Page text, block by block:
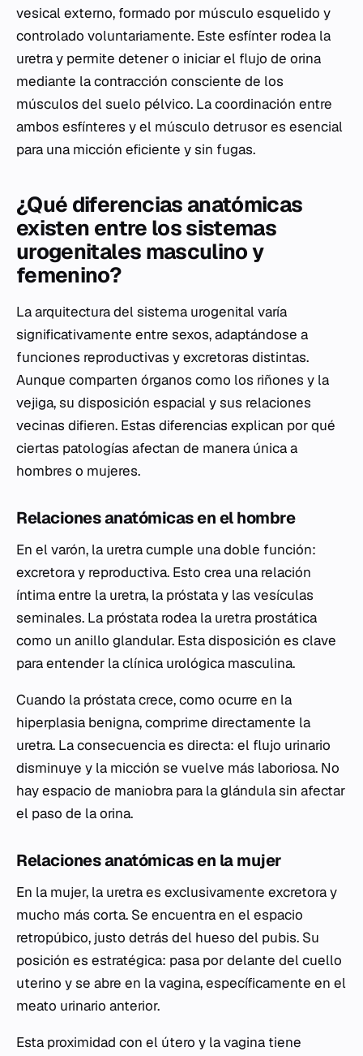
vesical externo, formado por músculo esquelido y
controlado voluntariamente. Este esfínter rodea la
uretra y permite detener o iniciar el flujo de orina
mediante la contracción consciente de los
músculos del suelo pélvico. La coordinación entre
ambos esfínteres y el músculo detrusor es esencial
para una micción eficiente y sin fugas.
¿Qué diferencias anatómicas
existen entre los sistemas
urogenitales masculino y
femenino?
La arquitectura del sistema urogenital varía
significativamente entre sexos, adaptándose a
funciones reproductivas y excretoras distintas.
Aunque comparten órganos como los riñones y la
vejiga, su disposición espacial y sus relaciones
vecinas difieren. Estas diferencias explican por qué
ciertas patologías afectan de manera única a
hombres o mujeres.
Relaciones anatómicas en el hombre
En el varón, la uretra cumple una doble función:
excretora y reproductiva. Esto crea una relación
íntima entre la uretra, la próstata y las vesículas
seminales. La próstata rodea la uretra prostática
como un anillo glandular. Esta disposición es clave
para entender la clínica urológica masculina.
Cuando la próstata crece, como ocurre en la
hiperplasia benigna, comprime directamente la
uretra. La consecuencia es directa: el flujo urinario
disminuye y la micción se vuelve más laboriosa. No
hay espacio de maniobra para la glándula sin afectar
el paso de la orina.
Relaciones anatómicas en la mujer
En la mujer, la uretra es exclusivamente excretora y
mucho más corta. Se encuentra en el espacio
retropúbico, justo detrás del hueso del pubis. Su
posición es estratégica: pasa por delante del cuello
uterino y se abre en la vagina, específicamente en el
meato urinario anterior.
Esta proximidad con el útero y la vagina tiene